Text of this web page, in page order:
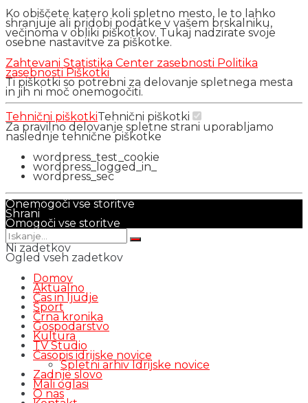
Ko obiščete katero koli spletno mesto, le to lahko
shranjuje ali pridobi podatke v vašem brskalniku,
večinoma v obliki piškotkov. Tukaj nadzirate svoje
osebne nastavitve za piškotke.
Zahtevani Statistika Center zasebnosti Politika
zasebnostiPiškotki
Ti piškotki so potrebni za delovanje spletnega mesta
in jih ni moč onemogočiti.
Tehnični piškotkiTehnični piškotki
Za pravilno delovanje spletne strani uporabljamo
naslednje tehnične piškotke
wordpress_test_cookie
wordpress_logged_in_
wordpress_sec
Onemogoči vse storitve
Shrani
Omogoči vse storitve
Ni zadetkov
Ogled vseh zadetkov
Domov
Aktualno
Čas in ljudje
Šport
Črna kronika
Gospodarstvo
Kultura
TV Studio
Časopis idrijske novice
Spletni arhiv Idrijske novice
Zadnje slovo
Mali oglasi
O nas